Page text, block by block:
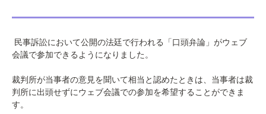
民事訴訟において公開の法廷で行われる「口頭弁論」がウェブ
会議で参加できるようになりました。
裁判所が当事者の意見を聞いて相当と認めたときは、当事者は裁
判所に出頭せずにウェブ会議での参加を希望することができま
す。